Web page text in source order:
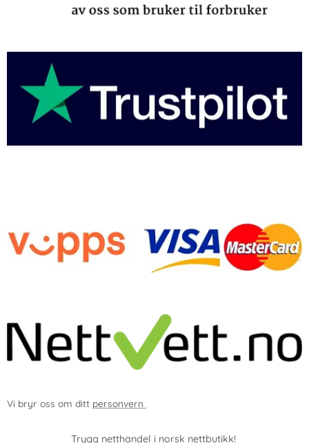
Vi bryr oss om ditt personvern
Trygg netthandel i norsk nettbutikk!